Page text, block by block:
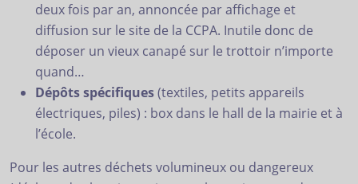
deux fois par an, annoncée par affichage et
diffusion sur le site de la CCPA. Inutile donc de
déposer un vieux canapé sur le trottoir n’importe
quand…
Dépôts spécifiques(textiles, petits appareils
électriques, piles) : box dans le hall de la mairie et à
l’école.
Pour les autres déchets volumineux ou dangereux